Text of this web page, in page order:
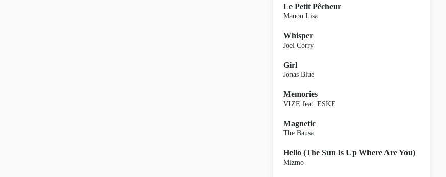
Le Petit Pêcheur
Manon Lisa
Whisper
Joel Corry
Girl
Jonas Blue
Memories
VIZE feat. ESKE
Magnetic
The Bausa
Hello (The Sun Is Up Where Are You)
Mizmo